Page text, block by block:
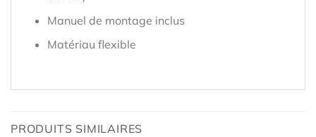
Manuel de montage inclus
Matériau flexible
PRODUITS SIMILAIRES